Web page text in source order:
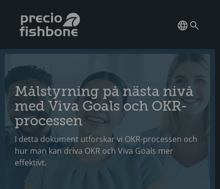
Målstyrning på nästa nivå
med Viva Goals och OKR-
processen
I detta dokument utforskar vi OKR-processen och
hur man kan driva OKR och Viva Goals mer
effektivt.